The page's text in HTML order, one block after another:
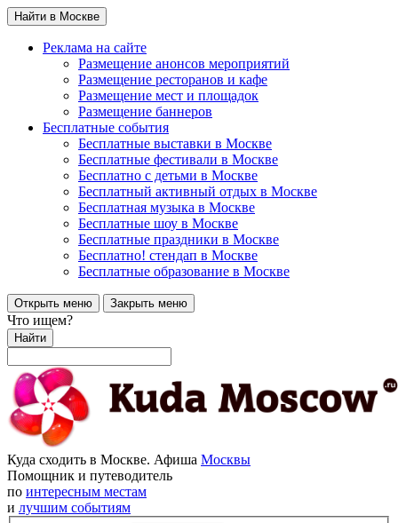
Найти в Москве
Реклама на сайте
Размещение анонсов мероприятий
Размещение ресторанов и кафе
Размещение мест и площадок
Размещение баннеров
Бесплатные события
Бесплатные выставки в Москве
Бесплатные фестивали в Москве
Бесплатно с детьми в Москве
Бесплатный активный отдых в Москве
Бесплатная музыка в Москве
Бесплатные шоу в Москве
Бесплатные праздники в Москве
Бесплатно! стендап в Москве
Бесплатные образование в Москве
Открыть меню Закрыть меню
Что ищем?
Найти
Куда сходить в Москве. Афиша Москвы
Помощник и путеводитель
по интересным местам
и лучшим событиям